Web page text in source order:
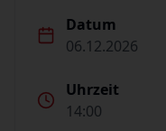
Datum
06.12.2026
Uhrzeit
14:00